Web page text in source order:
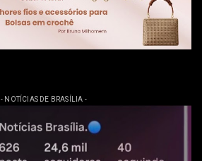
- NOTÍCIAS DE BRASÍLIA -